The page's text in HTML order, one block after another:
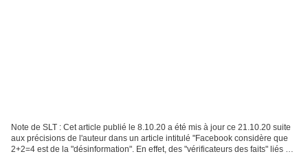
Note de SLT : Cet article publié le 8.10.20 a été mis à jour ce 21.10.20 suite
aux précisions de l'auteur dans un article intitulé "Facebook considère que
2+2=4 est de la "désinformation". En effet, des "vérificateurs des faits" liés à